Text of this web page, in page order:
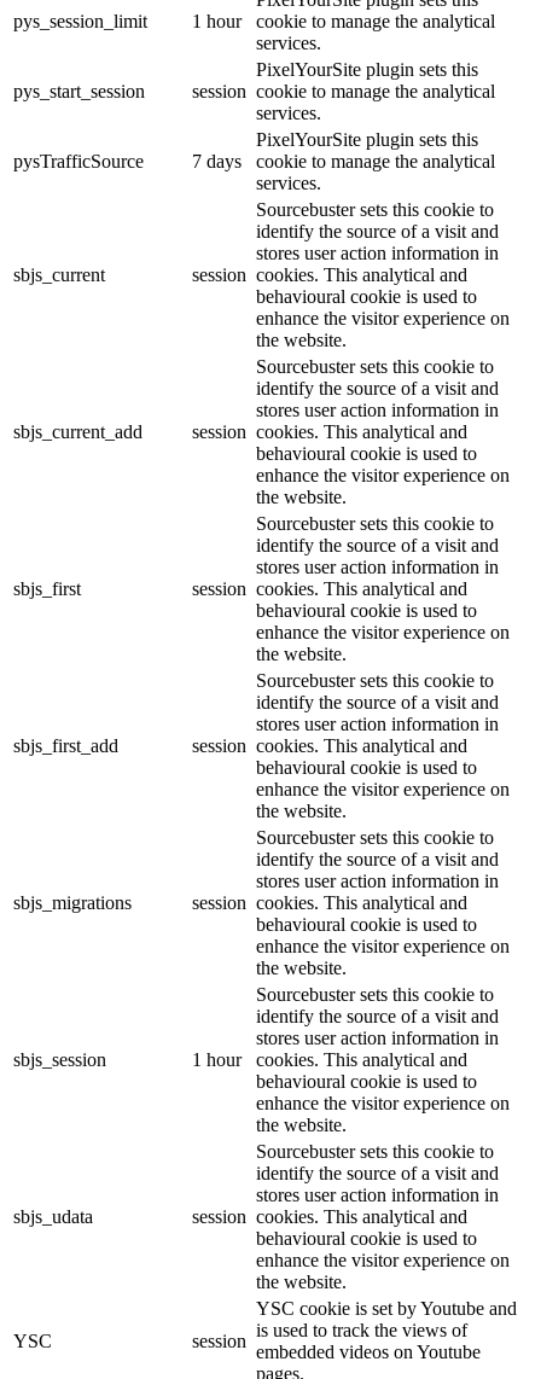
pys_session_limit 1 hour
cookie to manage the analytical
services.
pys_start_session session
PixelYourSite plugin sets this
cookie to manage the analytical
services.
pysTrafficSource 7 days
PixelYourSite plugin sets this
cookie to manage the analytical
services.
sbjs_current session
Sourcebuster sets this cookie to
identify the source of a visit and
stores user action information in
cookies. This analytical and
behavioural cookie is used to
enhance the visitor experience on
the website.
sbjs_current_add session
Sourcebuster sets this cookie to
identify the source of a visit and
stores user action information in
cookies. This analytical and
behavioural cookie is used to
enhance the visitor experience on
the website.
sbjs_first session
Sourcebuster sets this cookie to
identify the source of a visit and
stores user action information in
cookies. This analytical and
behavioural cookie is used to
enhance the visitor experience on
the website.
sbjs_first_add session
Sourcebuster sets this cookie to
identify the source of a visit and
stores user action information in
cookies. This analytical and
behavioural cookie is used to
enhance the visitor experience on
the website.
sbjs_migrations session
Sourcebuster sets this cookie to
identify the source of a visit and
stores user action information in
cookies. This analytical and
behavioural cookie is used to
enhance the visitor experience on
the website.
sbjs_session 1 hour
Sourcebuster sets this cookie to
identify the source of a visit and
stores user action information in
cookies. This analytical and
behavioural cookie is used to
enhance the visitor experience on
the website.
sbjs_udata session
Sourcebuster sets this cookie to
identify the source of a visit and
stores user action information in
cookies. This analytical and
behavioural cookie is used to
enhance the visitor experience on
the website.
YSC session
YSC cookie is set by Youtube and
is used to track the views of
embedded videos on Youtube
pages.